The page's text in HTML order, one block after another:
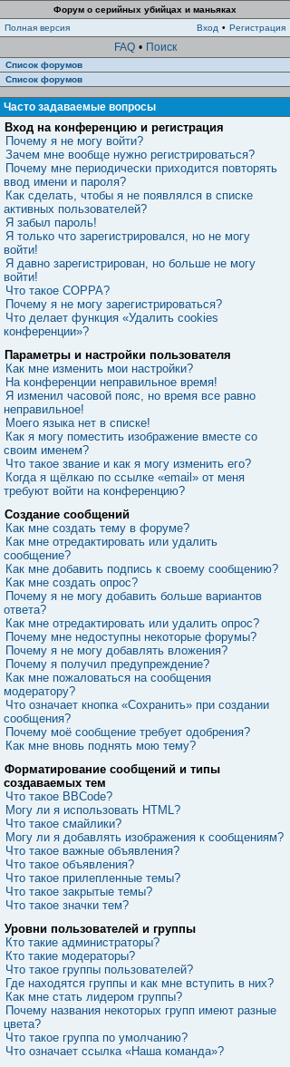
Форум о серийных убийцах и маньяках
Полная версия
Вход • Регистрация
FAQ • Поиск
Список форумов
Список форумов
Часто задаваемые вопросы
Вход на конференцию и регистрация
Почему я не могу войти?
Зачем мне вообще нужно регистрироваться?
Почему мне периодически приходится повторять
ввод имени и пароля?
Как сделать, чтобы я не появлялся в списке
активных пользователей?
Я забыл пароль!
Я только что зарегистрировался, но не могу
войти!
Я давно зарегистрирован, но больше не могу
войти!
Что такое COPPA?
Почему я не могу зарегистрироваться?
Что делает функция «Удалить cookies
конференции»?
Параметры и настройки пользователя
Как мне изменить мои настройки?
На конференции неправильное время!
Я изменил часовой пояс, но время все равно
неправильное!
Моего языка нет в списке!
Как я могу поместить изображение вместе со
своим именем?
Что такое звание и как я могу изменить его?
Когда я щёлкаю по ссылке «email» от меня
требуют войти на конференцию?
Создание сообщений
Как мне создать тему в форуме?
Как мне отредактировать или удалить
сообщение?
Как мне добавить подпись к своему сообщению?
Как мне создать опрос?
Почему я не могу добавить больше вариантов
ответа?
Как мне отредактировать или удалить опрос?
Почему мне недоступны некоторые форумы?
Почему я не могу добавлять вложения?
Почему я получил предупреждение?
Как мне пожаловаться на сообщения
модератору?
Что означает кнопка «Сохранить» при создании
сообщения?
Почему моё сообщение требует одобрения?
Как мне вновь поднять мою тему?
Форматирование сообщений и типы
создаваемых тем
Что такое BBCode?
Могу ли я использовать HTML?
Что такое смайлики?
Могу ли я добавлять изображения к сообщениям?
Что такое важные объявления?
Что такое объявления?
Что такое прилепленные темы?
Что такое закрытые темы?
Что такое значки тем?
Уровни пользователей и группы
Кто такие администраторы?
Кто такие модераторы?
Что такое группы пользователей?
Где находятся группы и как мне вступить в них?
Как мне стать лидером группы?
Почему названия некоторых групп имеют разные
цвета?
Что такое группа по умолчанию?
Что означает ссылка «Наша команда»?